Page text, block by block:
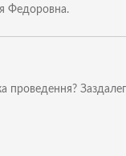
Федоровна.
проведення?